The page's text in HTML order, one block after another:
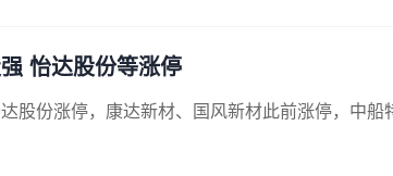
怡达股份等涨停
股份涨停，康达新材、国风新材此前涨停，中